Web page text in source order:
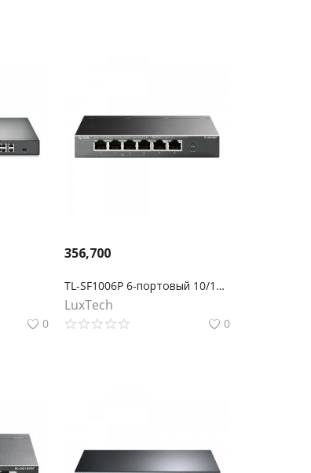
0
356,700
TL-SF1006P 6-портовый 10/100 Мбит/с настольный коммутатор с 4 портами PoE+
LuxTech
0